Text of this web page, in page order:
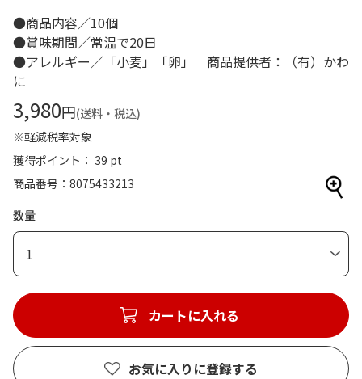
●商品内容／10個
●賞味期間／常温で20日
●アレルギー／「小麦」「卵」 商品提供者：（有）かわ
に
3,980円(送料・税込)
※軽減税率対象
獲得ポイント： 39 pt
商品番号
8075433213
数量
1
カートに入れる
お気に入りに登録する